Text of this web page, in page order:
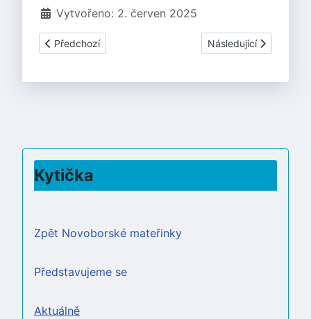
Vytvořeno: 2. červen 2025
Předchozí článek: VZDĚLÁVACÍ PROGRAM 2025/2026
Předchozí Další článek:
Následující
Kytička
Zpět Novoborské mateřinky
Představujeme se
Aktuálně